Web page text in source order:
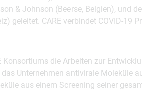
& Johnson (Beerse, Belgien), und
geleitet. CARE verbindet COVID-19
die Arbeiten zur
Unternehmen antivirale Moleküle
aus einem Screening seiner